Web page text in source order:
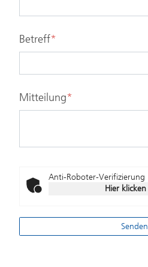
Betreff*
Mitteilung*
Anti-Roboter-Verifizierung
Hier klicken
Senden